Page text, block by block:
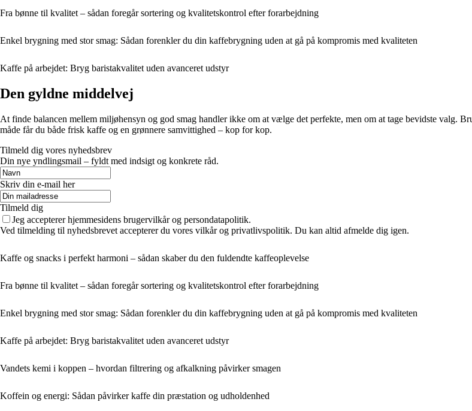
Fra bønne til kvalitet – sådan foregår sortering og kvalitetskontrol efter forarbejdning
Enkel brygning med stor smag: Sådan forenkler du din kaffebrygning uden at gå på kompromis med kvaliteten
Kaffe på arbejdet: Bryg baristakvalitet uden avanceret udstyr
Den gyldne middelvej
At finde balancen mellem miljøhensyn og god smag handler ikke om at vælge det perfekte, men om at tage bevidste valg.
måde får du både frisk kaffe og en grønnere samvittighed – kop for kop.
Tilmeld dig vores nyhedsbrev
Din nye yndlingsmail – fyldt med indsigt og konkrete råd.
Skriv din e-mail her
Tilmeld dig
Jeg accepterer hjemmesidens brugervilkår og persondatapolitik.
Ved tilmelding til nyhedsbrevet accepterer du vores vilkår og privatlivspolitik. Du kan altid afmelde dig igen.
Kaffe og snacks i perfekt harmoni – sådan skaber du den fuldendte kaffeoplevelse
Fra bønne til kvalitet – sådan foregår sortering og kvalitetskontrol efter forarbejdning
Enkel brygning med stor smag: Sådan forenkler du din kaffebrygning uden at gå på kompromis med kvaliteten
Kaffe på arbejdet: Bryg baristakvalitet uden avanceret udstyr
Vandets kemi i koppen – hvordan filtrering og afkalkning påvirker smagen
Koffein og energi: Sådan påvirker kaffe din præstation og udholdenhed